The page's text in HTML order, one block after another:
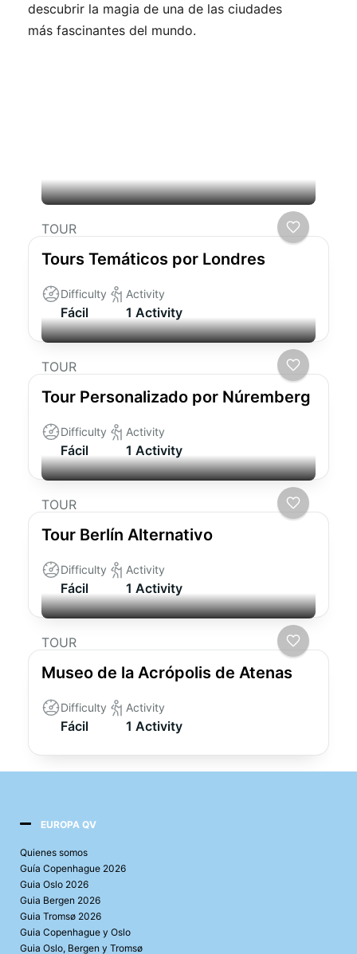
descubrir la magia de una de las ciudades
más fascinantes del mundo.
TOUR
Tours Temáticos por Londres
Difficulty
Fácil
Activity
1 Activity
TOUR
Tour Personalizado por Núremberg
Difficulty
Fácil
Activity
1 Activity
TOUR
Tour Berlín Alternativo
Difficulty
Fácil
Activity
1 Activity
TOUR
Museo de la Acrópolis de Atenas
Difficulty
Fácil
Activity
1 Activity
EUROPA QV
Quienes somos
Guía Copenhague 2026
Guia Oslo 2026
Guia Bergen 2026
Guia Tromsø 2026
Guia Copenhague y Oslo
Guia Oslo, Bergen y Tromsø